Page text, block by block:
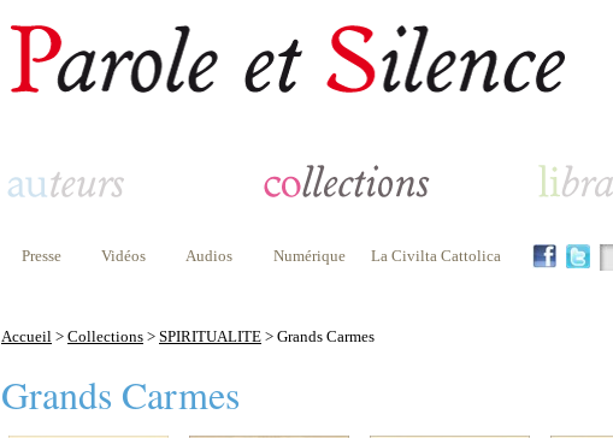
Presse Vidéos Audios Numérique La Civilta Cattolica
Accueil > Collections > SPIRITUALITE > Grands Carmes
Grands Carmes